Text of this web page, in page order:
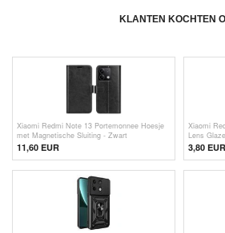
KLANTEN KOCHTEN
Xiaomi Redmi Note 13 Portemonnee Hoesje
met Magnetische Sluiting - Zwart
11,60 EUR
Xiaomi
Lens
3,80 EUR